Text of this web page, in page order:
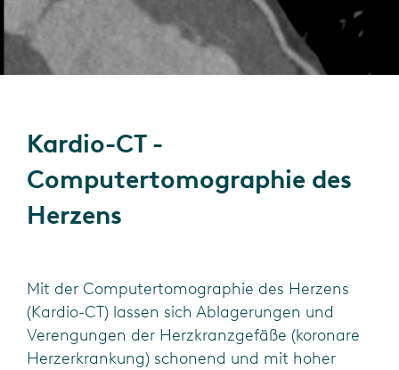
Kardio-CT -
Computertomographie des
Herzens​
Mit der Computertomographie des Herzens
(Kardio-CT) lassen sich Ablagerungen und
Verengungen der Herzkranzgefäße (koronare
Herzerkrankung) schonend und mit hoher